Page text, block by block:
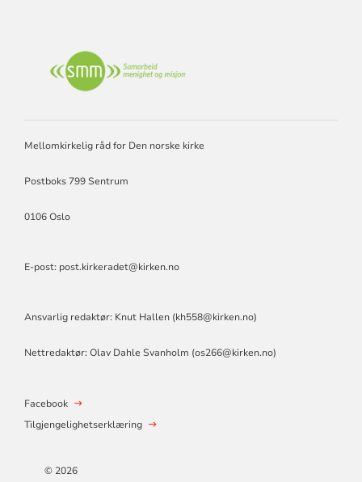
Mellomkirkelig råd for Den norske kirke
Postboks 799 Sentrum
0106 Oslo
E-post: post.kirkeradet@kirken.no
Ansvarlig redaktør: Knut Hallen (kh558@kirken.no)
Nettredaktør: Olav Dahle Svanholm (os266@kirken.no)
Facebook
Tilgjengelighetserklæring
© 2026